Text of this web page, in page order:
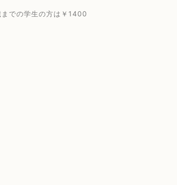
の学生の方は￥1400